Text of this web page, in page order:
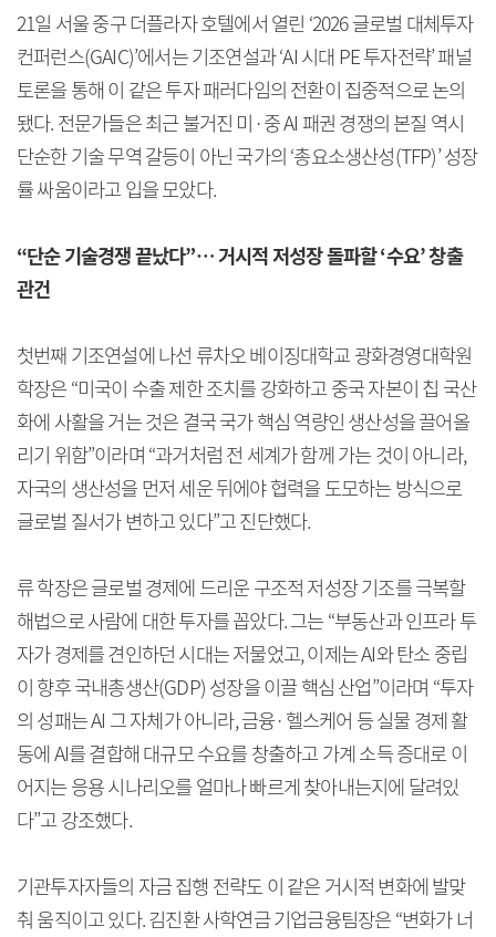
21일 서울 중구 더플라자 호텔에서 열린 ‘2026 글로벌 대체투자
컨퍼런스(GAIC)’에서는 기조연설과 ‘AI 시대 PE 투자전략’ 패널
토론을 통해 이 같은 투자 패러다임의 전환이 집중적으로 논의
됐다. 전문가들은 최근 불거진 미·중 AI 패권 경쟁의 본질 역시
단순한 기술 무역 갈등이 아닌 국가의 ‘총요소생산성(TFP)’ 성장
률 싸움이라고 입을 모았다.
“단순 기술경쟁 끝났다”… 거시적 저성장 돌파할 ‘수요’ 창출
관건
첫번째 기조연설에 나선 류차오 베이징대학교 광화경영대학원
학장은 “미국이 수출 제한 조치를 강화하고 중국 자본이 칩 국산
화에 사활을 거는 것은 결국 국가 핵심 역량인 생산성을 끌어올
리기 위함”이라며 “과거처럼 전 세계가 함께 가는 것이 아니라,
자국의 생산성을 먼저 세운 뒤에야 협력을 도모하는 방식으로
글로벌 질서가 변하고 있다”고 진단했다.
류 학장은 글로벌 경제에 드리운 구조적 저성장 기조를 극복할
해법으로 사람에 대한 투자를 꼽았다. 그는 “부동산과 인프라 투
자가 경제를 견인하던 시대는 저물었고, 이제는 AI와 탄소 중립
이 향후 국내총생산(GDP) 성장을 이끌 핵심 산업”이라며 “투자
의 성패는 AI 그 자체가 아니라, 금융·헬스케어 등 실물 경제 활
동에 AI를 결합해 대규모 수요를 창출하고 가계 소득 증대로 이
어지는 응용 시나리오를 얼마나 빠르게 찾아내는지에 달려있
다”고 강조했다.
기관투자자들의 자금 집행 전략도 이 같은 거시적 변화에 발맞
춰 움직이고 있다. 김진환 사학연금 기업금융팀장은 “변화가 너